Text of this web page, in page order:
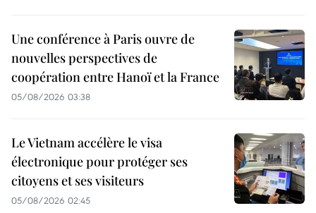
Une conférence à Paris ouvre de
nouvelles perspectives de
coopération entre Hanoï et la France
05/08/2026 03:38
Le Vietnam accélère le visa
électronique pour protéger ses
citoyens et ses visiteurs
05/08/2026 02:45